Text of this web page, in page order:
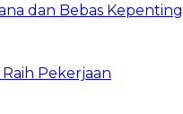
dan Bebas
Pekerjaan